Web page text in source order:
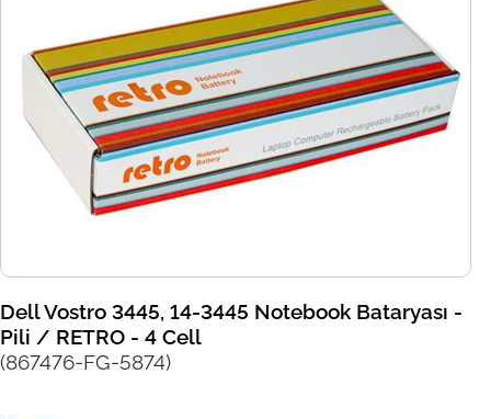
Dell Vostro 3445, 14-3445 Notebook Bataryası -
Pili / RETRO - 4 Cell
(867476-FG-5874)